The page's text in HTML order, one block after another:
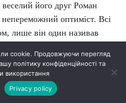
його друг Роман
оптиміст. Всі
лише він один називав
бентежно й
хмарному тлі,
яке безперечно було,
cookie. Продовжуючи перегляд
політику конфіденційності та
використання
Privacy policy